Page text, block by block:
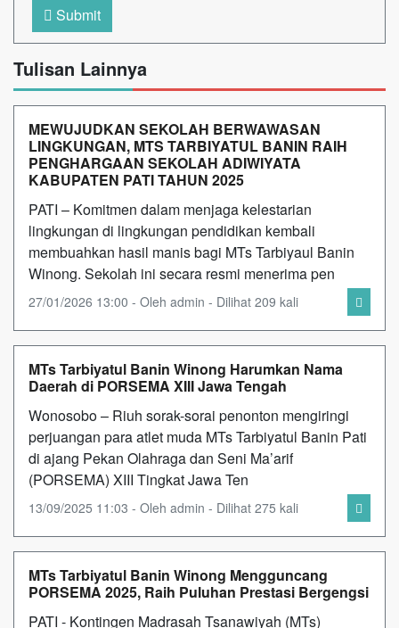
Submit
Tulisan Lainnya
MEWUJUDKAN SEKOLAH BERWAWASAN
LINGKUNGAN, MTS TARBIYATUL BANIN RAIH
PENGHARGAAN SEKOLAH ADIWIYATA
KABUPATEN PATI TAHUN 2025
PATI – Komitmen dalam menjaga kelestarian
lingkungan di lingkungan pendidikan kembali
membuahkan hasil manis bagi MTs Tarbiyaul Banin
Winong. Sekolah ini secara resmi menerima pen
27/01/2026 13:00 - Oleh admin - Dilihat 209 kali
MTs Tarbiyatul Banin Winong Harumkan Nama
Daerah di PORSEMA XIII Jawa Tengah
Wonosobo – Riuh sorak-sorai penonton mengiringi
perjuangan para atlet muda MTs Tarbiyatul Banin Pati
di ajang Pekan Olahraga dan Seni Ma’arif
(PORSEMA) XIII Tingkat Jawa Ten
13/09/2025 11:03 - Oleh admin - Dilihat 275 kali
MTs Tarbiyatul Banin Winong Mengguncang
PORSEMA 2025, Raih Puluhan Prestasi Bergengsi
PATI - Kontingen Madrasah Tsanawiyah (MTs)